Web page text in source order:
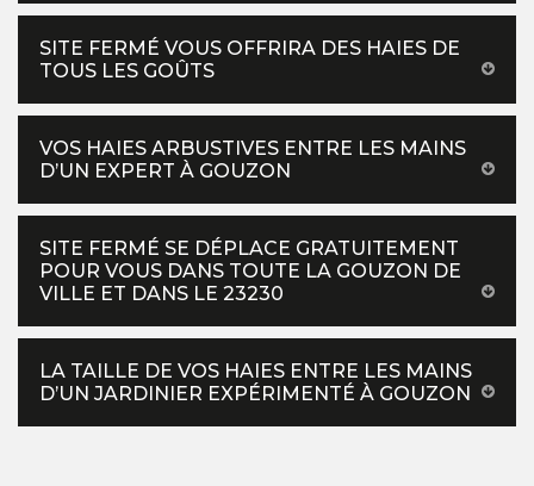
SITE FERMÉ VOUS OFFRIRA DES HAIES DE
TOUS LES GOÛTS
VOS HAIES ARBUSTIVES ENTRE LES MAINS
D’UN EXPERT À GOUZON
SITE FERMÉ SE DÉPLACE GRATUITEMENT
POUR VOUS DANS TOUTE LA GOUZON DE
VILLE ET DANS LE 23230
LA TAILLE DE VOS HAIES ENTRE LES MAINS
D’UN JARDINIER EXPÉRIMENTÉ À GOUZON